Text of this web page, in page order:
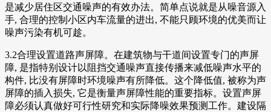
是减少居住区交通噪声的有效办法。简单点说就是从噪音源入
手, 合理的控制小区内车流量的进出, 不能只顾环境的优美而让
噪声污染有机可趁。
3.2合理设置道路声屏障。在建筑物与干道间设置专门的声屏
障, 是指特别设计以阻挡交通噪声直接传播来减低噪声水平的
构件, 比没有屏障时环境噪声有所降低。这个降低值, 被称为声
屏障的插入损失, 它是衡量声屏障性能的重要指标。设置声屏
障必须认真做好可行性研究和实际降噪效果预测工作。建设隔